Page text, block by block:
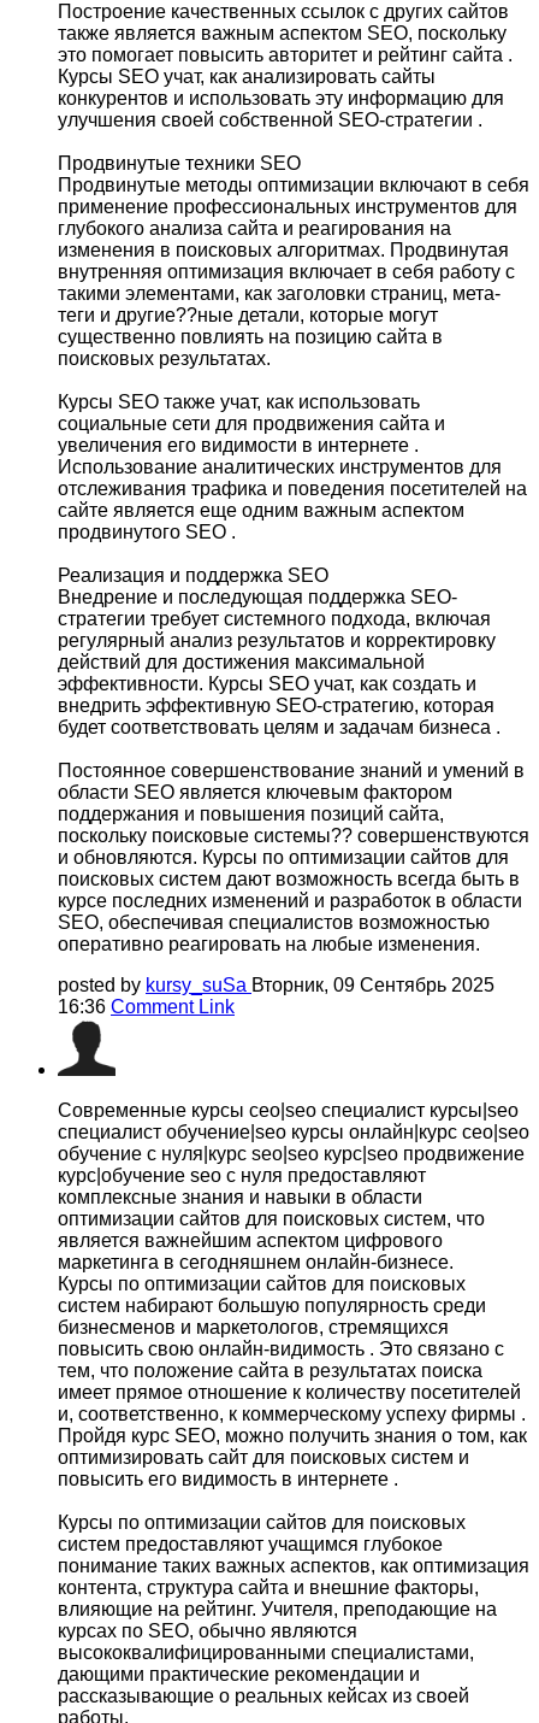
Построение качественных ссылок с других сайтов
также является важным аспектом SEO, поскольку
это помогает повысить авторитет и рейтинг сайта .
Курсы SEO учат, как анализировать сайты
конкурентов и использовать эту информацию для
улучшения своей собственной SEO-стратегии .
Продвинутые техники SEO
Продвинутые методы оптимизации включают в себя
применение профессиональных инструментов для
глубокого анализа сайта и реагирования на
изменения в поисковых алгоритмах. Продвинутая
внутренняя оптимизация включает в себя работу с
такими элементами, как заголовки страниц, мета-
теги и другие??ные детали, которые могут
существенно повлиять на позицию сайта в
поисковых результатах.
Курсы SEO также учат, как использовать
социальные сети для продвижения сайта и
увеличения его видимости в интернете .
Использование аналитических инструментов для
отслеживания трафика и поведения посетителей на
сайте является еще одним важным аспектом
продвинутого SEO .
Реализация и поддержка SEO
Внедрение и последующая поддержка SEO-
стратегии требует системного подхода, включая
регулярный анализ результатов и корректировку
действий для достижения максимальной
эффективности. Курсы SEO учат, как создать и
внедрить эффективную SEO-стратегию, которая
будет соответствовать целям и задачам бизнеса .
Постоянное совершенствование знаний и умений в
области SEO является ключевым фактором
поддержания и повышения позиций сайта,
поскольку поисковые системы?? совершенствуются
и обновляются. Курсы по оптимизации сайтов для
поисковых систем дают возможность всегда быть в
курсе последних изменений и разработок в области
SEO, обеспечивая специалистов возможностью
оперативно реагировать на любые изменения.
posted by kursy_suSa Вторник, 09 Сентябрь 2025
16:36 Comment Link
Современные курсы сео|seo специалист курсы|seo
специалист обучение|seo курсы онлайн|курс сео|seo
обучение с нуля|курс seo|seo курс|seo продвижение
курс|обучение seo с нуля предоставляют
комплексные знания и навыки в области
оптимизации сайтов для поисковых систем, что
является важнейшим аспектом цифрового
маркетинга в сегодняшнем онлайн-бизнесе.
Курсы по оптимизации сайтов для поисковых
систем набирают большую популярность среди
бизнесменов и маркетологов, стремящихся
повысить свою онлайн-видимость . Это связано с
тем, что положение сайта в результатах поиска
имеет прямое отношение к количеству посетителей
и, соответственно, к коммерческому успеху фирмы .
Пройдя курс SEO, можно получить знания о том, как
оптимизировать сайт для поисковых систем и
повысить его видимость в интернете .
Курсы по оптимизации сайтов для поисковых
систем предоставляют учащимся глубокое
понимание таких важных аспектов, как оптимизация
контента, структура сайта и внешние факторы,
влияющие на рейтинг. Учителя, преподающие на
курсах по SEO, обычно являются
высококвалифицированными специалистами,
дающими практические рекомендации и
рассказывающие о реальных кейсах из своей
работы.